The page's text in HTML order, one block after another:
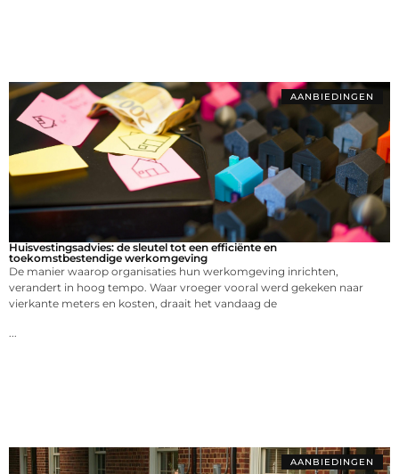
AANBIEDINGEN
Huisvestingsadvies: de sleutel tot een efficiënte en
toekomstbestendige werkomgeving
De manier waarop organisaties hun werkomgeving inrichten,
verandert in hoog tempo. Waar vroeger vooral werd gekeken naar
vierkante meters en kosten, draait het vandaag de
AANBIEDINGEN